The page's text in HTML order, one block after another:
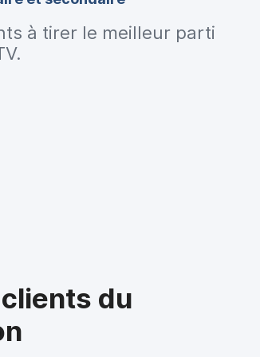
à tirer le meilleur parti
du